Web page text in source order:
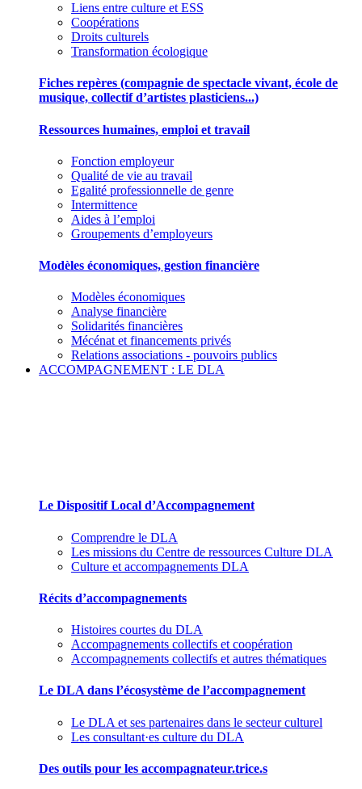
Liens entre culture et ESS
Coopérations
Droits culturels
Transformation écologique
Fiches repères (compagnie de spectacle vivant, école de
musique, collectif d’artistes plasticiens...)
Ressources humaines, emploi et travail
Fonction employeur
Qualité de vie au travail
Egalité professionnelle de genre
Intermittence
Aides à l’emploi
Groupements d’employeurs
Modèles économiques, gestion financière
Modèles économiques
Analyse financière
Solidarités financières
Mécénat et financements privés
Relations associations - pouvoirs publics
ACCOMPAGNEMENT : LE DLA
Le Dispositif Local d’Accompagnement
Comprendre le DLA
Les missions du Centre de ressources Culture DLA
Culture et accompagnements DLA
Récits d’accompagnements
Histoires courtes du DLA
Accompagnements collectifs et coopération
Accompagnements collectifs et autres thématiques
Le DLA dans l’écosystème de l’accompagnement
Le DLA et ses partenaires dans le secteur culturel
Les consultant·es culture du DLA
Des outils pour les accompagnateur.trice.s